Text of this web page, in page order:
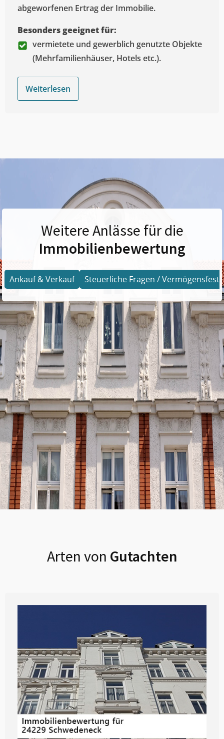
abgeworfenen Ertrag der Immobilie.
Besonders geeignet für:
vermietete und gewerblich genutzte Objekte
(Mehrfamilienhäuser, Hotels etc.).
Weiterlesen
Weitere Anlässe für die
Immobilienbewertung
Ankauf & Verkauf Steuerliche Fragen /
Arten von Gutachten